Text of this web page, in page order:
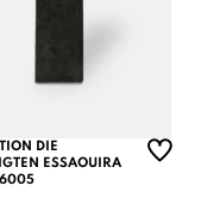
DIE
ESSAOUIRA